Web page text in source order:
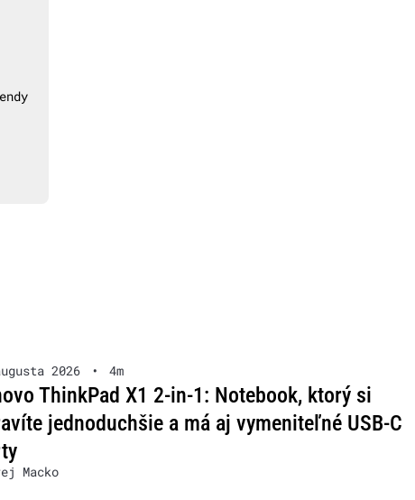
2026 • 4m
ThinkPad X1 2-in-1: Notebook, ktorý si
jednoduchšie a má aj vymeniteľné USB-C
Macko